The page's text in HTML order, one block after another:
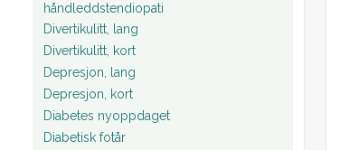
håndleddstendiopati
Divertikulitt, lang
Divertikulitt, kort
Depresjon, lang
Depresjon, kort
Diabetes nyoppdaget
Diabetisk fotår